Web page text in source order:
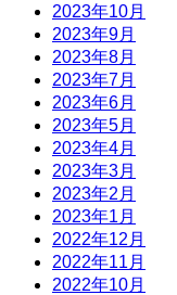
2023年10月
2023年9月
2023年8月
2023年7月
2023年6月
2023年5月
2023年4月
2023年3月
2023年2月
2023年1月
2022年12月
2022年11月
2022年10月